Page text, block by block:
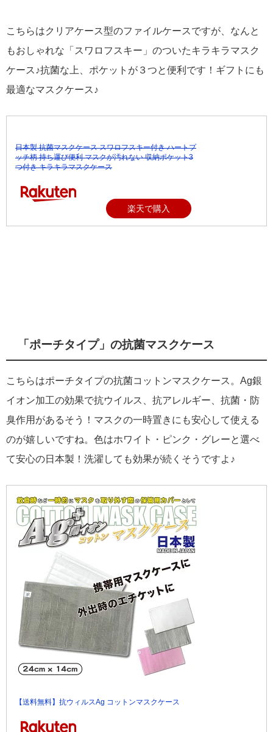
こちらはクリアケース型のファイルケースですが、なんと
もおしゃれな「スワロフスキー」のついたキラキラマスク
ケース♪抗菌な上、ポケットが３つと便利です！ギフトにも
最適なマスクケース♪
日本製 抗菌マスクケース スワロフスキー付き ハートプ
ッチ柄 持ち運び便利 マスクが汚れない 収納ポケット3
つ付き キラキラマスクケース
楽天で購入
「ポーチタイプ」の抗菌マスクケース
こちらはポーチタイプの抗菌コットンマスクケース。Ag銀
イオン加工の効果で抗ウイルス、抗アレルギー、抗菌・防
臭作用があるそう！マスクの一時置きにも安心して使える
のが嬉しいですね。色はホワイト・ピンク・グレーと選べ
て安心の日本製！洗濯しても効果が続くそうですよ♪
【送料無料】抗ウィルスAg コットンマスクケース